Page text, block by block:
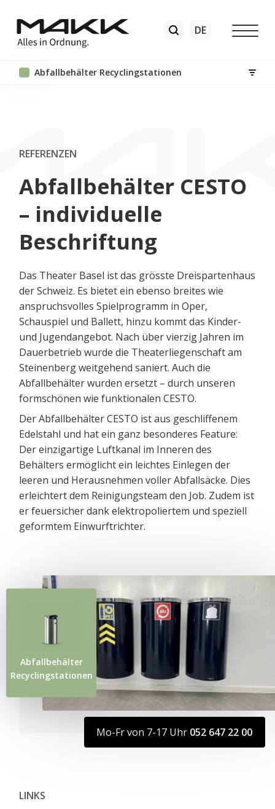
Abfallbehälter Recyclingstationen
REFERENZEN
Abfallbehälter CESTO
– individuelle
Beschriftung
Das Theater Basel ist das grösste Dreispartenhaus
der Schweiz. Es bietet ein ebenso breites wie
anspruchsvolles Spielprogramm in Oper,
Schauspiel und Ballett, hinzu kommt das Kinder-
und Jugendangebot. Nach über vierzig Jahren im
Dauerbetrieb wurde die Theaterliegenschaft am
Steinenberg weitgehend saniert. Auch die
Abfallbehälter wurden ersetzt – durch unseren
formschönen wie funktionalen CESTO.
Der Abfallbehälter CESTO ist aus geschliffenem
Edelstahl und hat ein ganz besonderes Feature:
Der einzigartige Luftkanal im Inneren des
Behälters ermöglicht ein leichtes Einlegen der
leeren und Herausnehmen voller Abfallsäcke. Dies
erleichtert dem Reinigungsteam den Job. Zudem ist
er feuersicher dank elektropoliertem und speziell
geformtem Einwurftrichter.
Abfallbehälter
Recyclingstationen
Mo-Fr von 7-17 Uhr 052 647 22 00
LINKS